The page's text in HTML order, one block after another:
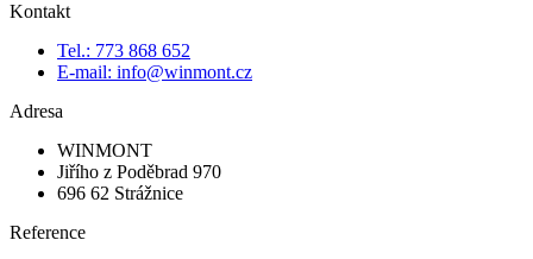
Kontakt
Tel.: 773 868 652
E-mail: info@winmont.cz
Adresa
WINMONT
Jiřího z Poděbrad 970
696 62 Strážnice
Reference